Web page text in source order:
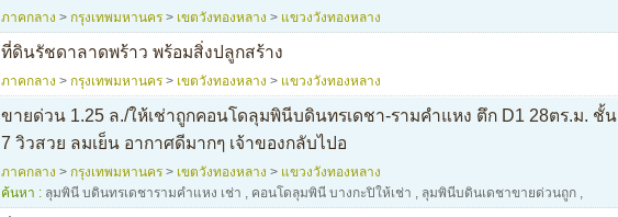
ภาคกลาง > กรุงเทพมหานคร > เขตวังทองหลาง > แขวงวังทองหลาง
ที่ดินรัชดาลาดพร้าว พร้อมสิ่งปลูกสร้าง
ภาคกลาง > กรุงเทพมหานคร > เขตวังทองหลาง > แขวงวังทองหลาง
ขายด่วน 1.25 ล./ให้เช่าถูกคอนโดลุมพินีบดินทรเดชา-รามคำแหง ตึก D1 28ตร.ม. ชั้น
7 วิวสวย ลมเย็น อากาศดีมากๆ เจ้าของกลับไปอ
ภาคกลาง > กรุงเทพมหานคร > เขตวังทองหลาง > แขวงวังทองหลาง
ค้นหา : ลุมพินี บดินทรเดชารามคําแหง เช่า , คอนโดลุมพินี บางกะปิให้เช่า , ลุมพินีบดินเดชาขายด่วนถูก ,